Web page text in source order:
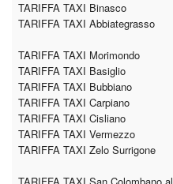
TARIFFA TAXI Binasco
TARIFFA TAXI Abbiategrasso
TARIFFA TAXI Morimondo
TARIFFA TAXI Basiglio
TARIFFA TAXI Bubbiano
TARIFFA TAXI Carpiano
TARIFFA TAXI Cisliano
TARIFFA TAXI Vermezzo
TARIFFA TAXI Zelo Surrigone